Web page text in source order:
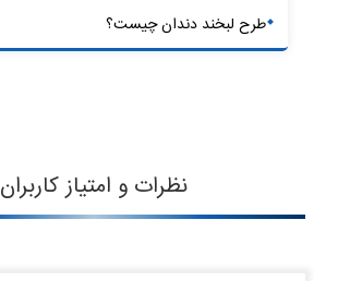
طرح لبخند دندان چیست؟
نظرات و امتیاز کاربران